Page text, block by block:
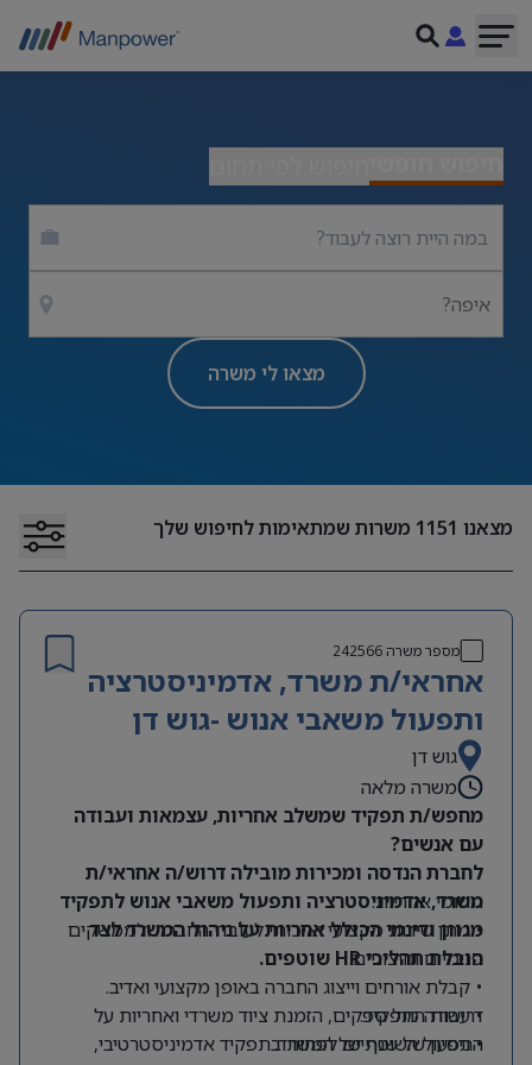
איפה?
מצאו לי משרה
מצאנו 1151 משרות שמתאימות לחיפוש שלך
מספר משרה242566
אחראי/ת משרד, אדמיניסטרציה
ותפעול משאבי אנוש -גוש דן
גוש דן
משרה מלאה
מחפש/ת תפקיד שמשלב אחריות, עצמאות ועבודה
עם אנשים?
לחברת הנדסה ומכירות מובילה דרוש/ה אחראי/ת
משרד, אדמיניסטרציה ותפעול משאבי אנוש לתפקיד
מגוון ודינמי הכולל אחריות על ניהול המשרד לצד
הובלת תהליכי HR שוטפים.
תחומי אחריות:
• מתן שירות מקצועי ואיכותי לעובדי החברה ולממשקים
פנימיים וחיצוניים.
• קבלת אורחים וייצוג החברה באופן מקצועי ואדיב.
• עבודה מול ספקים, הזמנת ציוד משרדי ואחריות על
התפעול השוטף של המשרד.
דרישות התפקיד:
• ניסיון של שנתיים לפחות בתפקיד אדמיניסטרטיבי,